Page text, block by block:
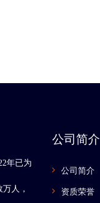
年已为
人，
公司简介
公司简介
资质荣誉